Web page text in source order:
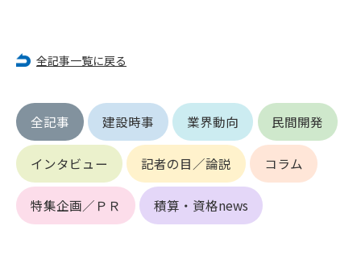
全記事一覧に戻る
全記事 建設時事 業界動向 民間開発
インタビュー 記者の目／論説 コラム
特集企画／ＰＲ 積算・資格news
(2) 本規約に違反した場合/li>
(4) 会員申込者が管理者所定の手続き通りに会員申込手続き処
理を行わなかった場合
(5) その他管理者が会員とすることを不適当と判断した場合
2. 管理者は承認後であっても承認した会員が前項の何れかに該
当することが判明した場合、会員資格を取り消すことがあり
第5条（IDおよびパスワードの管理）